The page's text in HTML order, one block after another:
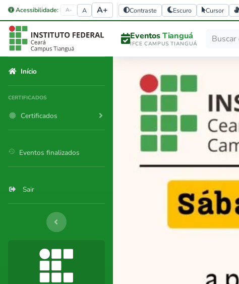
Acessibilidade: A- A A+ Contraste Escuro Cursor
Início
CERTIFICADOS
Certificados
history Eventos finalizados
Sair
EventosTianguá
IFCE CAMPUS TIANGUÁ